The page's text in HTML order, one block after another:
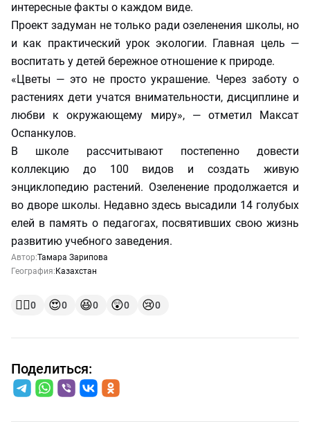
интересные факты о каждом виде.
Проект задуман не только ради озеленения школы, но
и как практический урок экологии. Главная цель —
воспитать у детей бережное отношение к природе.
«Цветы — это не просто украшение. Через заботу о
растениях дети учатся внимательности, дисциплине и
любви к окружающему миру», — отметил Максат
Оспанкулов.
В школе рассчитывают постепенно довести
коллекцию до 100 видов и создать живую
энциклопедию растений. Озеленение продолжается и
во дворе школы. Недавно здесь высадили 14 голубых
елей в память о педагогах, посвятивших свою жизнь
развитию учебного заведения.
Автор:Тамара Зарипова
География: Казахстан
👍🏻0 😍0 😆0 😲0 😢0
Поделиться: